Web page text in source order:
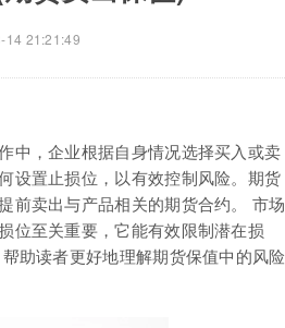
14 21:21:49
中，企业根据自身情况选择买入或卖
设置止损位，以有效控制风险。期货
前卖出与产品相关的期货合约。 市场
位至关重要，它能有效限制潜在损
助读者更好地理解期货保值中的风险